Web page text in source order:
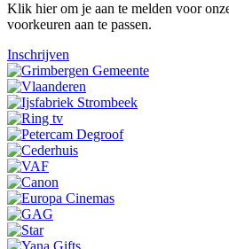
Klik hier om je aan te melden voor
voorkeuren aan te passen.
Inschrijven